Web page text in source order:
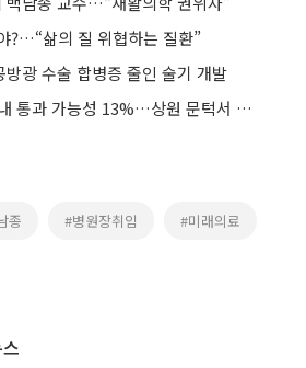
?…“삶의 질 위협하는 질환”
광 수술 합병증 줄인 술기 개발
美 클래리티 법안 연내 통과 가능성 13%…상원 문턱서 제동
종 #병원장취임 #미래의료